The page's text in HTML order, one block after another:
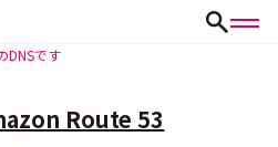
DNSです
Route 53